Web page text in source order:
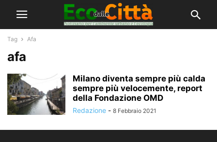
Tag Afa
afa
Milano diventa sempre più calda
sempre più velocemente, report
della Fondazione OMD
Redazione - 8 Febbraio 2021